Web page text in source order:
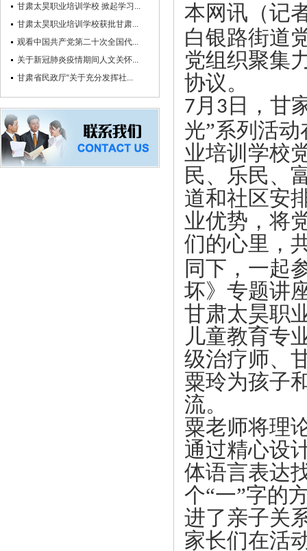
甘肃太昊职业培训学校 掀起学习...
甘肃太昊职业培训学校获批甘肃...
观看中国共产党第二十次全国代...
关于新冠肺炎疫情期间人文关怀...
甘肃省民政厅“关于充分发挥社...
本网讯（记
白银路街道
党组织聚集
协议。
7月 3 日，甘
光”系列活
业培训学校
民、乐民、
道和社区安
业优势，将
们的心里，
同下，一起
坏》专题讲
甘肃太昊职
儿童教育专
级治疗师、
粟玲为孩子
流。
粟老师将理
通过精心设
体语言表达
个“一”字的
进了亲子关
家长们在活